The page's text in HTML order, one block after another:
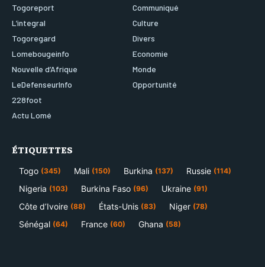
Togoreport
L’integral
Togoregard
Lomebougeinfo
Nouvelle d’Afrique
LeDefenseurInfo
228foot
Actu Lomé
Communiqué
Culture
Divers
Economie
Monde
Opportunité
ÉTIQUETTES
Togo (345) Mali (150) Burkina (137) Russie (114)
Nigeria (103) Burkina Faso (96) Ukraine (91)
Côte d’Ivoire (88) États-Unis (83) Niger (78)
Sénégal (64) France (60) Ghana (58)